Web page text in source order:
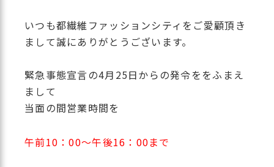
いつも都繊維ファッションシティをご愛顧頂き
まして誠にありがとうございます。
緊急事態宣言の4月25日からの発令ををふまえ
まして
当面の間営業時間を
午前10：00～午後16：00まで